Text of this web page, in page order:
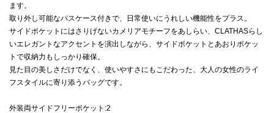
ます。
取り外し可能なパスケース付きで、日常使いにうれしい機能性をプラス。
サイドポケットにはさりげないカメリアモチーフをあしらい、CLATHASらし
いエレガントなアクセントを演出しながら、サイドポケットとあおりポケッ
トで収納力もしっかり確保。
見た目の美しさだけでなく、使いやすさにもこだわった、大人の女性のライ
フスタイルに寄り添うバッグです。
外装両サイドフリーポケット:2